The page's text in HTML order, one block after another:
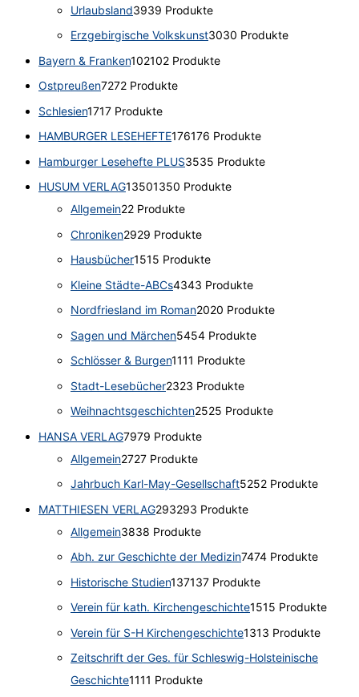
Urlaubsland3939 Produkte
Erzgebirgische Volkskunst3030 Produkte
Bayern & Franken102102 Produkte
Ostpreußen7272 Produkte
Schlesien1717 Produkte
HAMBURGER LESEHEFTE176176 Produkte
Hamburger Lesehefte PLUS3535 Produkte
HUSUM VERLAG13501350 Produkte
Allgemein22 Produkte
Chroniken2929 Produkte
Hausbücher1515 Produkte
Kleine Städte-ABCs4343 Produkte
Nordfriesland im Roman2020 Produkte
Sagen und Märchen5454 Produkte
Schlösser & Burgen1111 Produkte
Stadt-Lesebücher2323 Produkte
Weihnachtsgeschichten2525 Produkte
HANSA VERLAG7979 Produkte
Allgemein2727 Produkte
Jahrbuch Karl-May-Gesellschaft5252 Produkte
MATTHIESEN VERLAG293293 Produkte
Allgemein3838 Produkte
Abh. zur Geschichte der Medizin7474 Produkte
Historische Studien137137 Produkte
Verein für kath. Kirchengeschichte1515 Produkte
Verein für S-H Kirchengeschichte1313 Produkte
Zeitschrift der Ges. für Schleswig-Holsteinische
Geschichte1111 Produkte